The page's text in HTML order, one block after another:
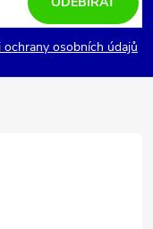
ochrany osobních údajů